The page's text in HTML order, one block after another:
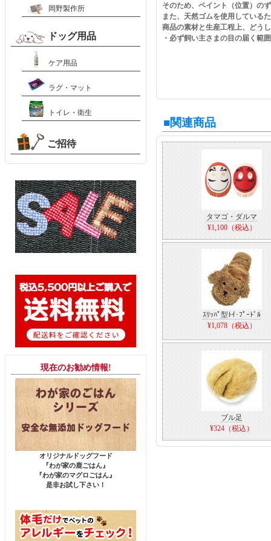
そのため、ペイント（位置）の
また、天然ゴムを使用している
商品の素材と生産工程上、どう
・必ず飼い主さまの目の届く範
■関連商品
タマゴ・ダルマ
¥1,100（税込）
ｽﾘｯﾊﾟ型ﾄｲ･ﾌﾟｰﾄﾞﾙ
¥1,078（税込）
ブル足
¥324（税込）
岡野製作所
ドッグ用品
ケア用品
ラグ・マット
トイレ・衛生
ご招待
現在のお勧め情報!
オリジナルドッグフード
『わが家の鹿ごはん』
『わが家のマグロごはん』
是非お試し下さい！